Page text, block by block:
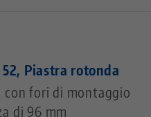
Piastra rotonda
con fori di montaggio
di 96 mm